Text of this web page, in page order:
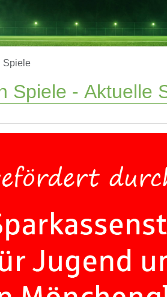
Spiele
Spiele - Aktuelle